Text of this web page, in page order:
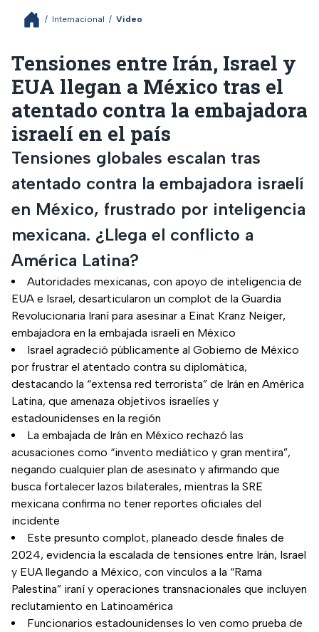
/ Internacional / Video
Tensiones entre Irán, Israel y
EUA llegan a México tras el
atentado contra la embajadora
israelí en el país
Tensiones globales escalan tras
atentado contra la embajadora israelí
en México, frustrado por inteligencia
mexicana. ¿Llega el conflicto a
América Latina?
Autoridades mexicanas, con apoyo de inteligencia de
EUA e Israel, desarticularon un complot de la Guardia
Revolucionaria Iraní para asesinar a Einat Kranz Neiger,
embajadora en la embajada israelí en México
Israel agradeció públicamente al Gobierno de México
por frustrar el atentado contra su diplomática,
destacando la “extensa red terrorista” de Irán en América
Latina, que amenaza objetivos israelíes y
estadounidenses en la región
La embajada de Irán en México rechazó las
acusaciones como “invento mediático y gran mentira”,
negando cualquier plan de asesinato y afirmando que
busca fortalecer lazos bilaterales, mientras la SRE
mexicana confirma no tener reportes oficiales del
incidente
Este presunto complot, planeado desde finales de
2024, evidencia la escalada de tensiones entre Irán, Israel
y EUA llegando a México, con vínculos a la “Rama
Palestina” iraní y operaciones transnacionales que incluyen
reclutamiento en Latinoamérica
Funcionarios estadounidenses lo ven como prueba de